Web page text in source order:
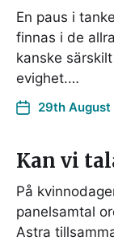
En paus i
finnas i de
kanske
evighet.…
29th
Kan vi
På
panelsamtal
Astra